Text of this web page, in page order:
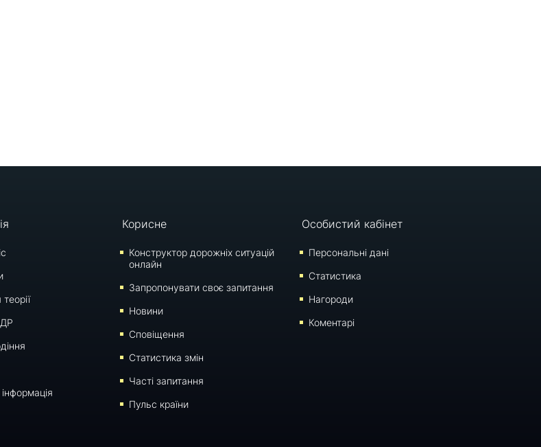
Корисне
Конструктор дорожніх ситуацій
онлайн
Запропонувати своє запитання
Новини
Сповіщення
Статистика змін
Часті запитання
Пульс країни
Особистий кабінет
Персональні дані
Статистика
Нагороди
Коментарі